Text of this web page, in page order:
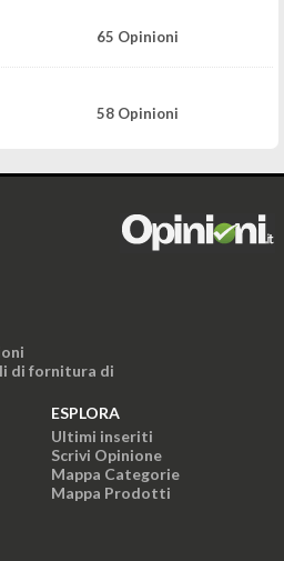
65 Opinioni
58 Opinioni
di fornitura di
ESPLORA
Ultimi inseriti
Scrivi Opinione
Mappa Categorie
Mappa Prodotti